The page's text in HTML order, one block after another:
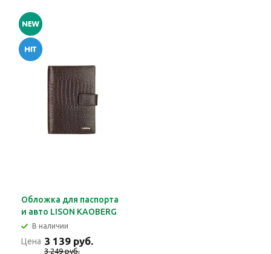
Обложка для паспорта
и авто LISON KAOBERG
В наличии
Цена 3 139 руб.
3 249 руб.